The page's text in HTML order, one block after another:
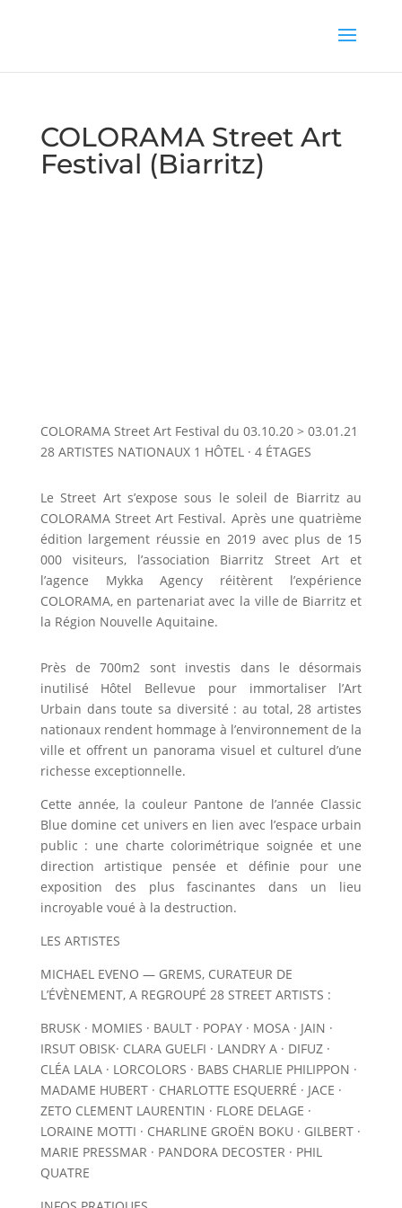
COLORAMA Street Art
Festival (Biarritz)
COLORAMA Street Art Festival du 03.10.20 > 03.01.21
28 ARTISTES NATIONAUX 1 HÔTEL · 4 ÉTAGES
Le Street Art s’expose sous le soleil de Biarritz au
COLORAMA Street Art Festival. Après une quatrième
édition largement réussie en 2019 avec plus de 15
000 visiteurs, l’association Biarritz Street Art et
l’agence Mykka Agency réitèrent l’expérience
COLORAMA, en partenariat avec la ville de Biarritz et
la Région Nouvelle Aquitaine.
Près de 700m2 sont investis dans le désormais
inutilisé Hôtel Bellevue pour immortaliser l’Art
Urbain dans toute sa diversité : au total, 28 artistes
nationaux rendent hommage à l’environnement de la
ville et offrent un panorama visuel et culturel d’une
richesse exceptionnelle.
Cette année, la couleur Pantone de l’année Classic
Blue domine cet univers en lien avec l’espace urbain
public : une charte colorimétrique soignée et une
direction artistique pensée et définie pour une
exposition des plus fascinantes dans un lieu
incroyable voué à la destruction.
LES ARTISTES
MICHAEL EVENO — GREMS, CURATEUR DE
L’ÉVÈNEMENT, A REGROUPÉ 28 STREET ARTISTS :
BRUSK · MOMIES · BAULT · POPAY · MOSA · JAIN ·
IRSUT OBISK· CLARA GUELFI · LANDRY A · DIFUZ ·
CLÉA LALA · LORCOLORS · BABS CHARLIE PHILIPPON ·
MADAME HUBERT · CHARLOTTE ESQUERRÉ · JACE ·
ZETO CLEMENT LAURENTIN · FLORE DELAGE ·
LORAINE MOTTI · CHARLINE GROËN BOKU · GILBERT ·
MARIE PRESSMAR · PANDORA DECOSTER · PHIL
QUATRE